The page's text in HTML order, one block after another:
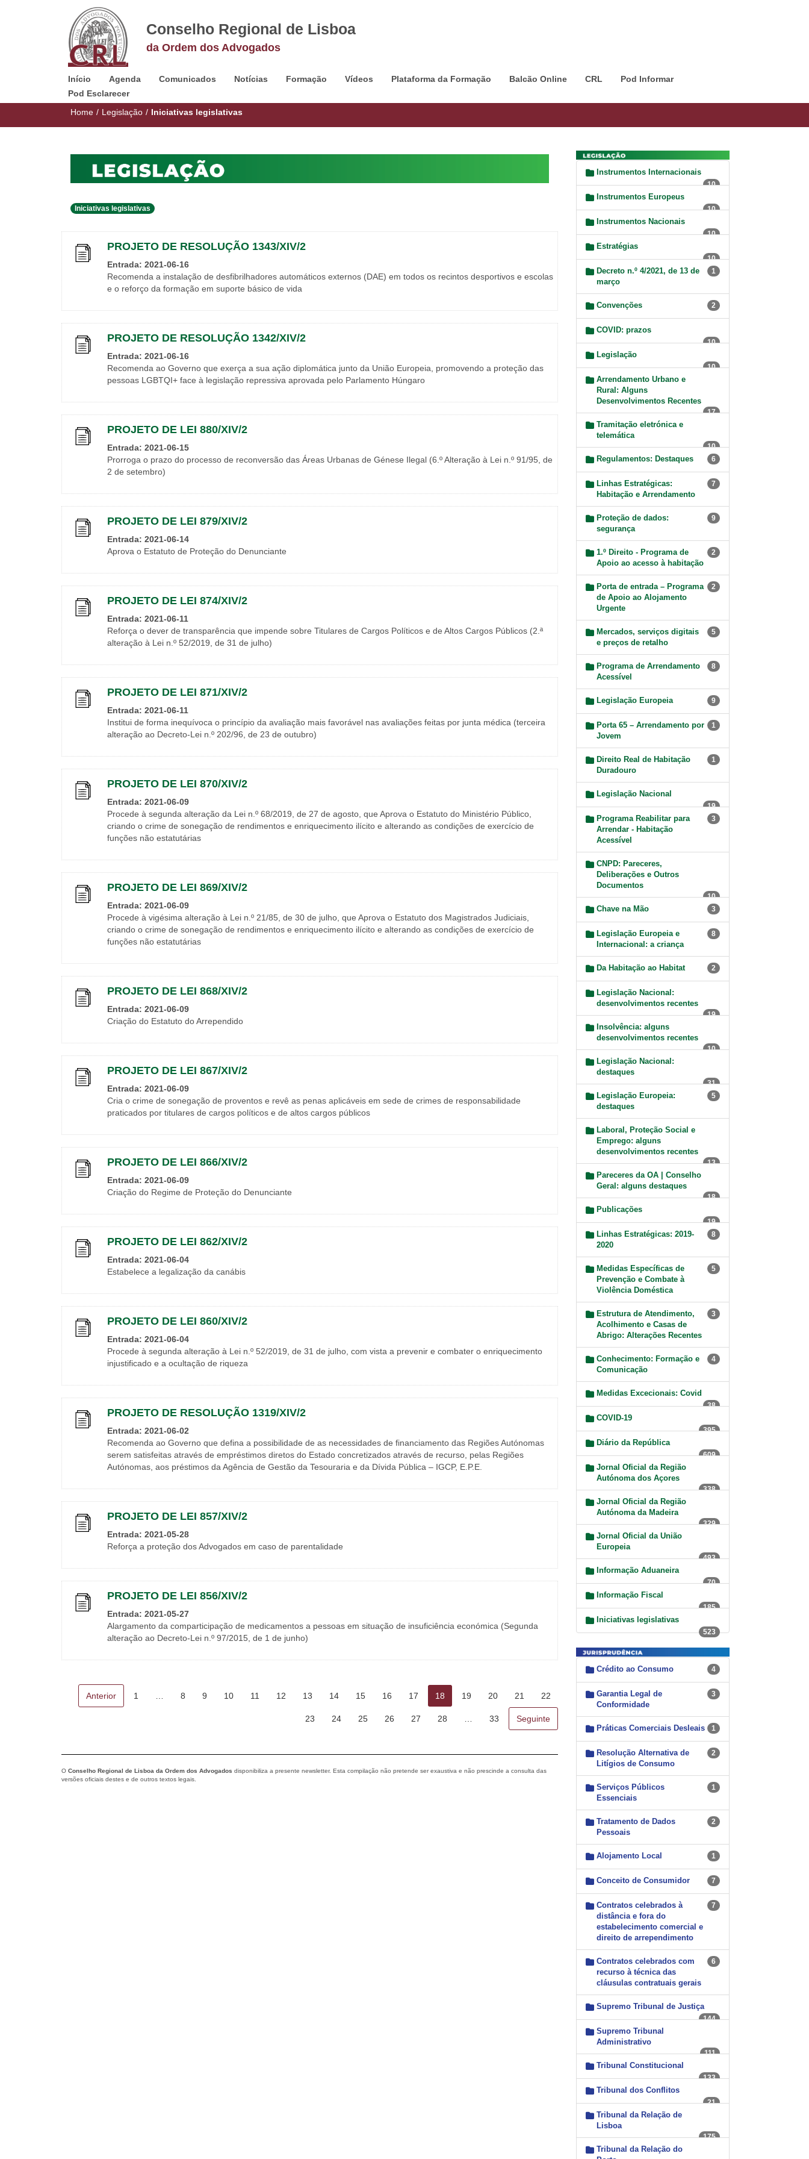
Conselho Regional de Lisboa
da Ordem dos Advogados
Início Agenda Comunicados Notícias Formação Vídeos Plataforma da Formação Balcão Online CRL
Pod Informar
Pod Esclarecer
Home / Legislação / Iniciativas legislativas
Iniciativas legislativas
PROJETO DE RESOLUÇÃO 1343/XIV/2
Entrada: 2021-06-16
Recomenda a instalação de desfibrilhadores automáticos externos (DAE) em todos os recintos desportivos e escolas
e o reforço da formação em suporte básico de vida
PROJETO DE RESOLUÇÃO 1342/XIV/2
Entrada: 2021-06-16
Recomenda ao Governo que exerça a sua ação diplomática junto da União Europeia, promovendo a proteção das
pessoas LGBTQI+ face à legislação repressiva aprovada pelo Parlamento Húngaro
PROJETO DE LEI 880/XIV/2
Entrada: 2021-06-15
Prorroga o prazo do processo de reconversão das Áreas Urbanas de Génese Ilegal (6.º Alteração à Lei n.º 91/95, de
2 de setembro)
PROJETO DE LEI 879/XIV/2
Entrada: 2021-06-14
Aprova o Estatuto de Proteção do Denunciante
PROJETO DE LEI 874/XIV/2
Entrada: 2021-06-11
Reforça o dever de transparência que impende sobre Titulares de Cargos Políticos e de Altos Cargos Públicos (2.ª
alteração à Lei n.º 52/2019, de 31 de julho)
PROJETO DE LEI 871/XIV/2
Entrada: 2021-06-11
Institui de forma inequívoca o princípio da avaliação mais favorável nas avaliações feitas por junta médica (terceira
alteração ao Decreto-Lei n.º 202/96, de 23 de outubro)
PROJETO DE LEI 870/XIV/2
Entrada: 2021-06-09
Procede à segunda alteração da Lei n.º 68/2019, de 27 de agosto, que Aprova o Estatuto do Ministério Público,
criando o crime de sonegação de rendimentos e enriquecimento ilícito e alterando as condições de exercício de
funções não estatutárias
PROJETO DE LEI 869/XIV/2
Entrada: 2021-06-09
Procede à vigésima alteração à Lei n.º 21/85, de 30 de julho, que Aprova o Estatuto dos Magistrados Judiciais,
criando o crime de sonegação de rendimentos e enriquecimento ilícito e alterando as condições de exercício de
funções não estatutárias
PROJETO DE LEI 868/XIV/2
Entrada: 2021-06-09
Criação do Estatuto do Arrependido
PROJETO DE LEI 867/XIV/2
Entrada: 2021-06-09
Cria o crime de sonegação de proventos e revê as penas aplicáveis em sede de crimes de responsabilidade
praticados por titulares de cargos políticos e de altos cargos públicos
PROJETO DE LEI 866/XIV/2
Entrada: 2021-06-09
Criação do Regime de Proteção do Denunciante
PROJETO DE LEI 862/XIV/2
Entrada: 2021-06-04
Estabelece a legalização da canábis
PROJETO DE LEI 860/XIV/2
Entrada: 2021-06-04
Procede à segunda alteração à Lei n.º 52/2019, de 31 de julho, com vista a prevenir e combater o enriquecimento
injustificado e a ocultação de riqueza
PROJETO DE RESOLUÇÃO 1319/XIV/2
Entrada: 2021-06-02
Recomenda ao Governo que defina a possibilidade de as necessidades de financiamento das Regiões Autónomas
serem satisfeitas através de empréstimos diretos do Estado concretizados através de recurso, pelas Regiões
Autónomas, aos préstimos da Agência de Gestão da Tesouraria e da Dívida Pública – IGCP, E.P.E.
PROJETO DE LEI 857/XIV/2
Entrada: 2021-05-28
Reforça a proteção dos Advogados em caso de parentalidade
PROJETO DE LEI 856/XIV/2
Entrada: 2021-05-27
Alargamento da comparticipação de medicamentos a pessoas em situação de insuficiência económica (Segunda
alteração ao Decreto-Lei n.º 97/2015, de 1 de junho)
Anterior 1 8 9 10 11 12 13 14 15 16 17 18 19 20 21 22
23 24 25 26 27 28 33 Seguinte
O Conselho Regional de Lisboa da Ordem dos Advogados disponibiliza a presente newsletter. Esta compilação não pretende ser exaustiva e não prescinde a consulta das
versões oficiais destes e de outros textos legais.
Instrumentos Internacionais
10
Instrumentos Europeus
10
Instrumentos Nacionais
10
Estratégias
10
Decreto n.º 4/2021, de 13 de
março
1
Convenções 2
COVID: prazos
10
Legislação
10
Arrendamento Urbano e
Rural: Alguns
Desenvolvimentos Recentes
17
Tramitação eletrónica e
telemática
10
Regulamentos: Destaques 6
Linhas Estratégicas:
Habitação e Arrendamento
7
Proteção de dados:
segurança
9
1.º Direito - Programa de
Apoio ao acesso à habitação
2
Porta de entrada – Programa
de Apoio ao Alojamento
Urgente
2
Mercados, serviços digitais
e preços de retalho
5
Programa de Arrendamento
Acessível
8
Legislação Europeia 9
Porta 65 – Arrendamento por
Jovem
1
Direito Real de Habitação
Duradouro
1
Legislação Nacional
19
Programa Reabilitar para
Arrendar - Habitação
Acessível
3
CNPD: Pareceres,
Deliberações e Outros
Documentos
10
Chave na Mão 3
Legislação Europeia e
Internacional: a criança
8
Da Habitação ao Habitat 2
Legislação Nacional:
desenvolvimentos recentes
19
Insolvência: alguns
desenvolvimentos recentes
10
Legislação Nacional:
destaques
31
Legislação Europeia:
destaques
5
Laboral, Proteção Social e
Emprego: alguns
desenvolvimentos recentes
13
Pareceres da OA | Conselho
Geral: alguns destaques
18
Publicações
19
Linhas Estratégicas: 2019-
2020
8
Medidas Específicas de
Prevenção e Combate à
Violência Doméstica
5
Estrutura de Atendimento,
Acolhimento e Casas de
Abrigo: Alterações Recentes
3
Conhecimento: Formação e
Comunicação
4
Medidas Excecionais: Covid
38
COVID-19
395
Diário da República
609
Jornal Oficial da Região
Autónoma dos Açores
338
Jornal Oficial da Região
Autónoma da Madeira
329
Jornal Oficial da União
Europeia
493
Informação Aduaneira
70
Informação Fiscal
185
Iniciativas legislativas
523
Crédito ao Consumo 4
Garantia Legal de
Conformidade
3
Práticas Comerciais Desleais 1
Resolução Alternativa de
Litígios de Consumo
2
Serviços Públicos
Essenciais
1
Tratamento de Dados
Pessoais
2
Alojamento Local 1
Conceito de Consumidor 7
Contratos celebrados à
distância e fora do
estabelecimento comercial e
direito de arrependimento
7
Contratos celebrados com
recurso à técnica das
cláusulas contratuais gerais
6
Supremo Tribunal de Justiça
144
Supremo Tribunal
Administrativo
111
Tribunal Constitucional
133
Tribunal dos Conflitos
21
Tribunal da Relação de
Lisboa
175
Tribunal da Relação do